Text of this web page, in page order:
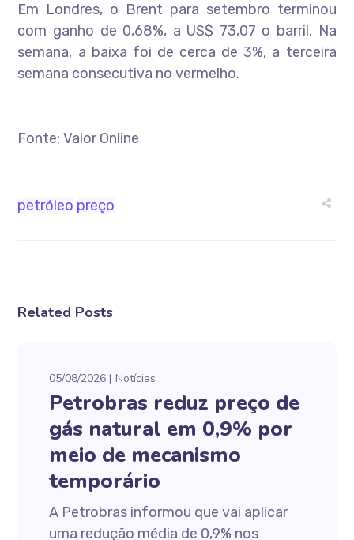
Em Londres, o Brent para setembro terminou
com ganho de 0,68%, a US$ 73,07 o barril. Na
semana, a baixa foi de cerca de 3%, a terceira
semana consecutiva no vermelho.
Fonte: Valor Online
petróleo preço
Related Posts
05/08/2026 Notícias
Petrobras reduz preço de
gás natural em 0,9% por
meio de mecanismo
temporário
A Petrobras informou que vai aplicar
uma redução média de 0,9% nos